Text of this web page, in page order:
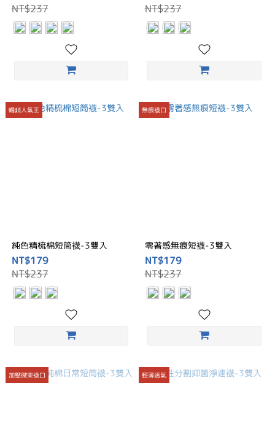
NT$237
NT$237
暢銷人氣王
純色精梳棉短筒襪-3雙入
NT$179
NT$237
無痕襪口
零著感無痕短襪-3雙入
NT$179
NT$237
加壓微束襪口 輕薄透氣